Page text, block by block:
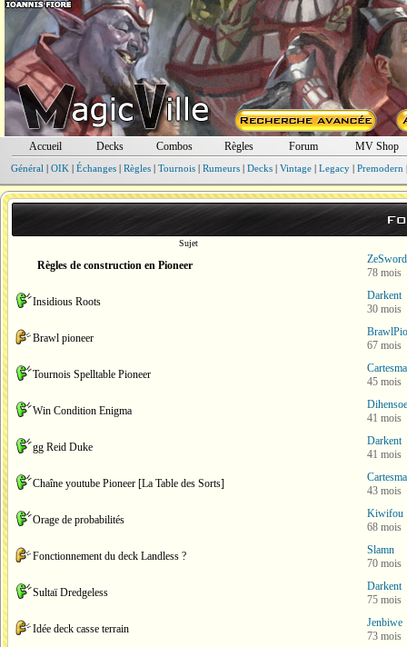
Accueil Decks Combos Règles Forum MV Shop
Général | OIK | Échanges| Règles| Tournois| Rumeurs| Decks| Vintage| Legacy| Premodern
Sujet
Règles de construction en Pioneer
ZeSword
78 mois
Insidious Roots
Darkent
30 mois
Brawl pioneer
67 mois
Tournois Spelltable Pioneer
45 mois
Win Condition Enigma
41 mois
gg Reid Duke
Darkent
41 mois
Chaîne youtube Pioneer [La Table des Sorts]
43 mois
Orage de probabilités
Kiwifou
68 mois
Fonctionnement du deck Landless ?
Slamn
70 mois
Sultaï Dredgeless
Darkent
75 mois
Idée deck casse terrain
Jenbiwe
73 mois